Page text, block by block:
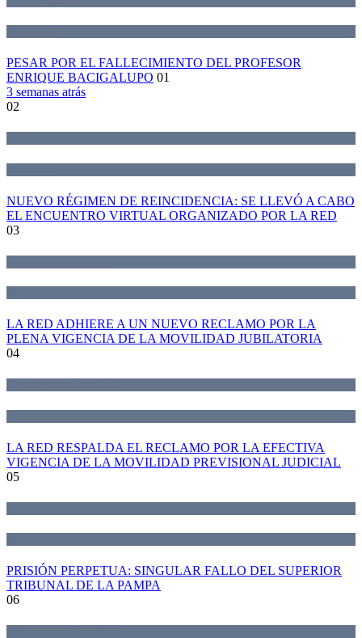
PESAR POR EL FALLECIMIENTO DEL PROFESOR
ENRIQUE BACIGALUPO 01
3 semanas atrás
02
NUEVO RÉGIMEN DE REINCIDENCIA: SE LLEVÓ A CABO
EL ENCUENTRO VIRTUAL ORGANIZADO POR LA RED
03
LA RED ADHIERE A UN NUEVO RECLAMO POR LA
PLENA VIGENCIA DE LA MOVILIDAD JUBILATORIA
04
LA RED RESPALDA EL RECLAMO POR LA EFECTIVA
VIGENCIA DE LA MOVILIDAD PREVISIONAL JUDICIAL
05
PRISIÓN PERPETUA: SINGULAR FALLO DEL SUPERIOR
TRIBUNAL DE LA PAMPA
06